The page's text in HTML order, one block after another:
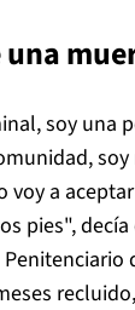
una
soy una
voy a
pies",